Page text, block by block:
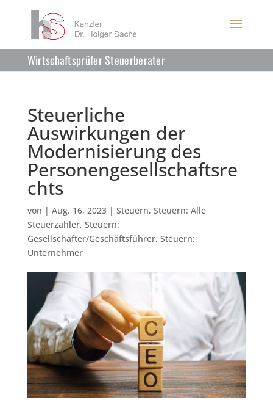
Wirtschaftsprüfer Steuerberater
Steuerliche
Auswirkungen der
Modernisierung des
Personengesellschaftsre
chts
von | Aug. 16, 2023| Steuern, Steuern: Alle
Steuerzahler, Steuern:
Gesellschafter/Geschäftsführer, Steuern:
Unternehmer